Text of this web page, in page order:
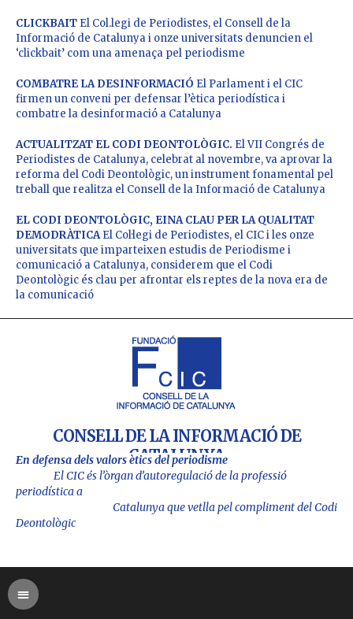
CLICKBAIT El Col.legi de Periodistes, el Consell de la
Informació de Catalunya i onze universitats denuncien el
‘clickbait’ com una amenaça pel periodisme
COMBATRE LA DESINFORMACIÓ El Parlament i el CIC
firmen un conveni per defensar l’ètica periodística i
combatre la desinformació a Catalunya
ACTUALITZAT EL CODI DEONTOLÒGIC. El VII Congrés de
Periodistes de Catalunya, celebrat al novembre, va aprovar la
reforma del Codi Deontològic, un instrument fonamental pel
treball que realitza el Consell de la Informació de Catalunya
EL CODI DEONTOLÒGIC, EINA CLAU PER LA QUALITAT
DEMODRÀTICAEl Col·legi de Periodistes, el CIC i les onze
universitats que imparteixen estudis de Periodisme i
comunicació a Catalunya, considerem que el Codi
Deontològic és clau per afrontar els reptes de la nova era de
la comunicació
CONSELL DE LA INFORMACIÓ DE
CATALUNYA
En defensa dels valors ètics del periodisme
El CIC és l’òrgan d’autoregulació de la professió
periodística a
Catalunya que vetlla pel compliment del Codi
Deontològic